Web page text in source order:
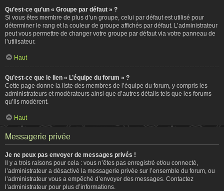
Qu’est-ce qu’un « Groupe par défaut » ?
Si vous êtes membre de plus d’un groupe, celui par défaut est utilisé pour
déterminer le rang et la couleur de groupe affichés par défaut. L’administrateur
peut vous permettre de changer votre groupe par défaut via votre panneau de
l’utilisateur.
Haut
Qu’est-ce que le lien « L’équipe du forum » ?
Cette page donne la liste des membres de l’équipe du forum, y compris les
administrateurs et modérateurs ainsi que d’autres détails tels que les forums
qu’ils modèrent.
Haut
Messagerie privée
Je ne peux pas envoyer de messages privés !
Il y a trois raisons pour cela : vous n’êtes pas enregistré et/ou connecté,
l’administrateur a désactivé la messagerie privée sur l’ensemble du forum, ou
l’administrateur vous a empêché d’envoyer des messages. Contactez
l’administrateur pour plus d’informations.